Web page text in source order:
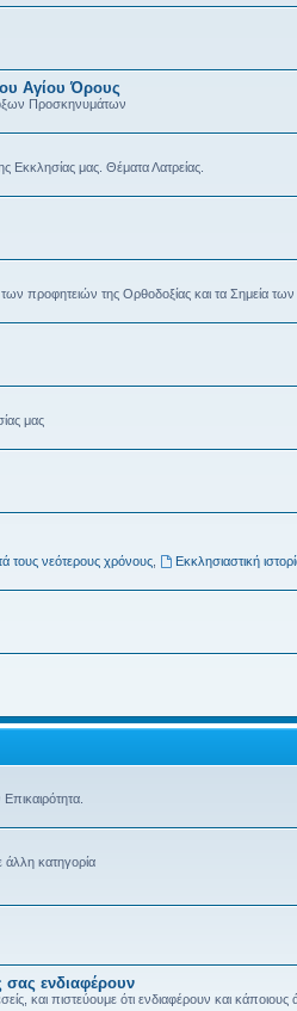
Αγίου Όρους
Προσκηνυμάτων
Εκκλησίας μας. Θέματα Λατρείας.
των προφητειών της Ορθοδοξίας και τα Σημεία
μας
τους νεότερους χρόνους,
Εκκλησιαστική
κατηγορία
σας ενδιαφέρουν
και πιστεύουμε ότι ενδιαφέρουν και κάποιους